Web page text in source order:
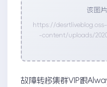
该图
https://
-content/uploads/
故障转移集群VIP跟